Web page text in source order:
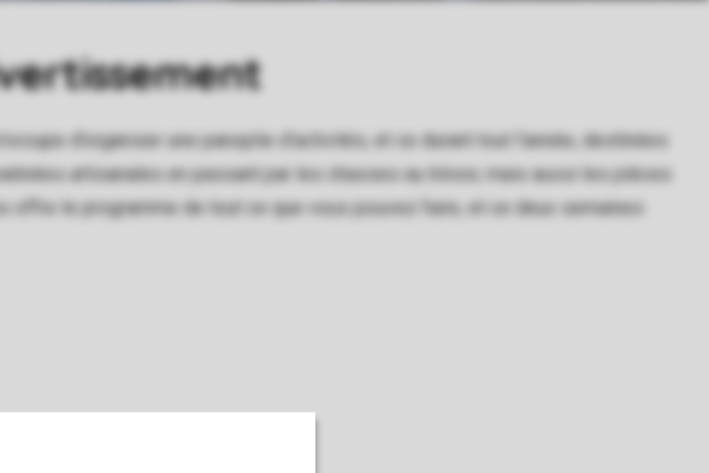
d’organiser une panoplie d’activités, et ce durant tout l’année, destinées
artisanales en passant par les chasses au trésor, mais aussi les pièces
offre le programme de tout ce que vous pouvez faire, et ce deux semaines